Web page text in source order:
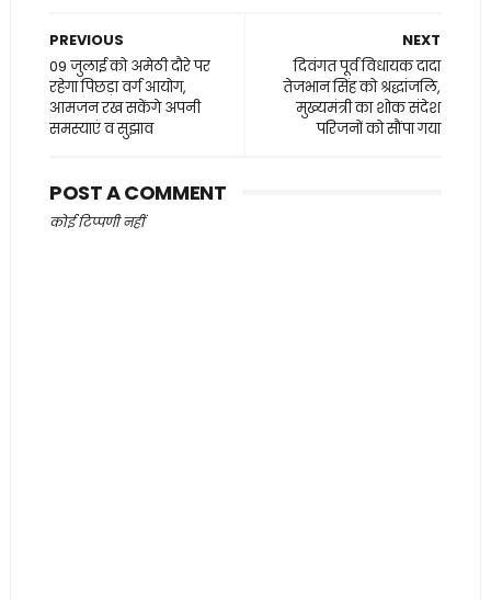
NEXT
दिवंगत पूर्व विधायक दादा
तेजभान सिंह को श्रद्धांजलि,
मुख्यमंत्री का शोक संदेश
परिजनों को सौंपा गया
PREVIOUS
09 जुलाई को अमेठी दौरे पर
रहेगा पिछड़ा वर्ग आयोग,
आमजन रख सकेंगे अपनी
समस्याएं व सुझाव
POST A COMMENT
कोई टिप्पणी नहीं